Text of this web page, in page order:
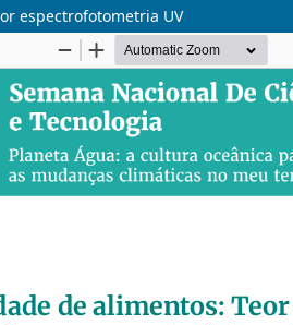
espectrofotometria UV